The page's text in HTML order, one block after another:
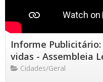
Informe
vidas - Assembleia
Cidades/Geral